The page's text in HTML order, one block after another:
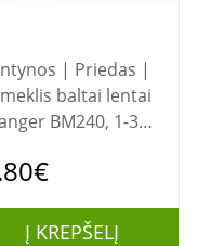
| Priedas |
baltai lentai
BM240, 1-3
1 vnt.
Į KREPŠELĮ